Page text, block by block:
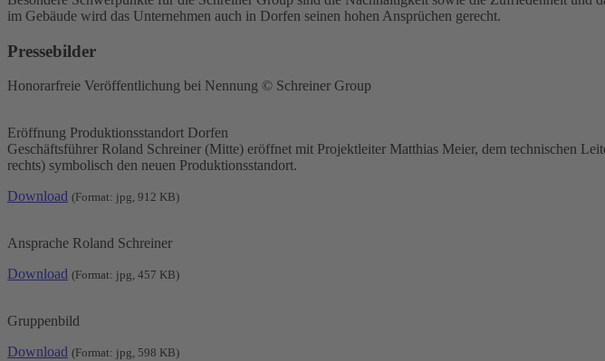
im Gebäude wird das Unternehmen auch in Dorfen seinen hohen Ansprüchen gerecht.
Pressebilder
Honorarfreie Veröffentlichung bei Nennung © Schreiner Group
Eröffnung Produktionsstandort Dorfen
Geschäftsführer Roland Schreiner (Mitte) eröffnet mit Projektleiter Matthias Meier, dem technischen
rechts) symbolisch den neuen Produktionsstandort.
Download (Format: jpg, 912 KB)
Ansprache Roland Schreiner
Download (Format: jpg, 457 KB)
Gruppenbild
Download (Format: jpg, 598 KB)